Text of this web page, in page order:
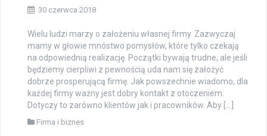
30 czerwca 2018
Wielu ludzi marzy o założeniu własnej firmy. Zazwyczaj
mamy w głowie mnóstwo pomysłów, które tylko czekają
na odpowiednią realizację. Początki bywają trudne, ale jeśli
będziemy cierpliwi z pewnością uda nam się założyć
dobrze prosperującą firmę. Jak powszechnie wiadomo, dla
każdej firmy ważny jest dobry kontakt z otoczeniem.
Dotyczy to zarówno klientów jak i pracowników. Aby […]
Firma i biznes